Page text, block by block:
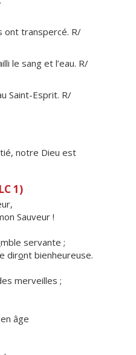
ont transpercé. R/
le sang et l’eau. R/
Saint-Esprit. R/
notre Dieu est
1)
Sauveur !
mble servante ;
diront bienheureuse.
merveilles ;
âge